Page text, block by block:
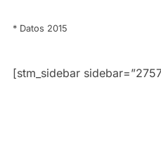
* Datos 2015
[stm_sidebar